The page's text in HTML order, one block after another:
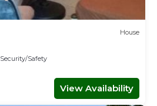
House
Security/Safety
View Availability